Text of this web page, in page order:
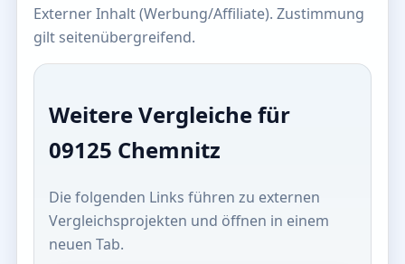
Externer Inhalt (Werbung/Affiliate). Zustimmung
gilt seitenübergreifend.
Weitere Vergleiche für
09125 Chemnitz
Die folgenden Links führen zu externen
Vergleichsprojekten und öffnen in einem
neuen Tab.